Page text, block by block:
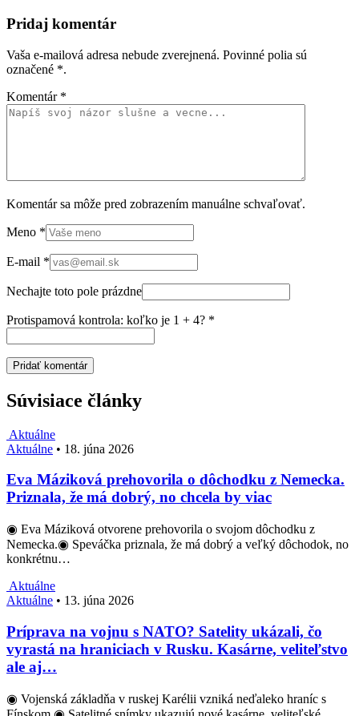
Pridaj komentár
Vaša e-mailová adresa nebude zverejnená. Povinné polia sú
označené *.
Komentár *
Komentár sa môže pred zobrazením manuálne schvaľovať.
Meno *
E-mail *
Nechajte toto pole prázdne
Protispamová kontrola: koľko je 1 + 4? *
Súvisiace články
Aktuálne
Aktuálne • 18. júna 2026
Eva Máziková prehovorila o dôchodku z Nemecka.
Priznala, že má dobrý, no chcela by viac
◉ Eva Máziková otvorene prehovorila o svojom dôchodku z
Nemecka.◉ Speváčka priznala, že má dobrý a veľký dôchodok, no
konkrétnu…
Aktuálne
Aktuálne • 13. júna 2026
Príprava na vojnu s NATO? Satelity ukázali, čo
vyrastá na hraniciach v Rusku. Kasárne, veliteľstvo
ale aj…
◉ Vojenská základňa v ruskej Karélii vzniká neďaleko hraníc s